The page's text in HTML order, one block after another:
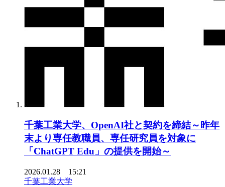
千葉工業大学、OpenAI社と契約を締結～昨年
末より専任教職員、専任研究員を対象に
「ChatGPT Edu」の提供を開始～
2026.01.28 15:21
千葉工業大学